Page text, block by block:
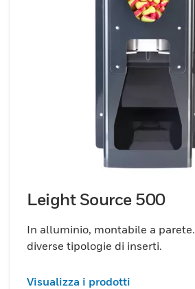
Leight Source 500
In alluminio, montabile a parete. Utilizzabile con
diverse tipologie di inserti.
Visualizza i prodotti